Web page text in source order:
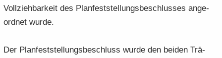
Voll­zieh­bar­keit des Plan­fest­stel­lungs­be­schlus­ses an­ge­
ord­net wurde.
Der Plan­fest­stel­lungs­be­schluss wurde den bei­den Trä­